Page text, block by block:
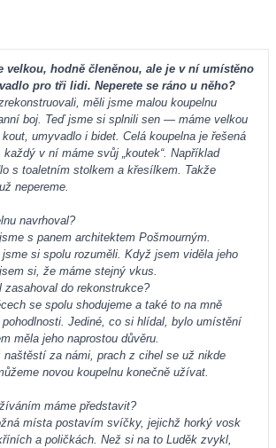
velkou, hodně členěnou, ale je v ní umístěno
pro tři lidi. Neperete se ráno u něho?
měli jsme malou koupelnu
boj. Teď jsme si splnili sen — máme velkou
umyvadlo i bidet. Celá koupelna je řešená
v ní máme svůj „koutek“. Například
s toaletním stolkem a křesílkem. Takže
nepereme.
navrhoval?
s panem architektem Pošmourným.
si spolu rozuměli. Když jsem viděla jeho
si, že máme stejný vkus.
zasahoval do rekonstrukce?
se spolu shodujeme a také to na mně
Jediné, co si hlídal, bylo umístění
měla jeho naprostou důvěru.
naštěstí za námi, prach z cihel se už nikde
novou koupelnu konečně užívat.
máme představit?
místa postavím svíčky, jejichž horký vosk
a poličkách. Než si na to Luděk zvykl,